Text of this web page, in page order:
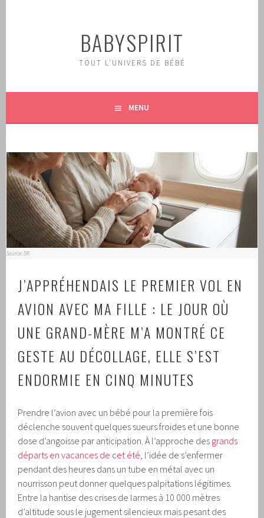
BABYSPIRIT
TOUT L'UNIVERS DE BÉBÉ
MENU
Source: DR
J’APPRÉHENDAIS LE PREMIER VOL EN
AVION AVEC MA FILLE : LE JOUR OÙ
UNE GRAND-MÈRE M’A MONTRÉ CE
GESTE AU DÉCOLLAGE, ELLE S’EST
ENDORMIE EN CINQ MINUTES
Prendre l’avion avec un bébé pour la première fois
déclenche souvent quelques sueurs froides et une bonne
dose d’angoisse par anticipation. À l’approche des grands
départs en vacances de cet été , l’idée de s’enfermer
pendant des heures dans un tube en métal avec un
nourrisson peut donner quelques palpitations légitimes.
Entre la hantise des crises de larmes à 10 000 mètres
d’altitude sous le jugement silencieux mais pesant des